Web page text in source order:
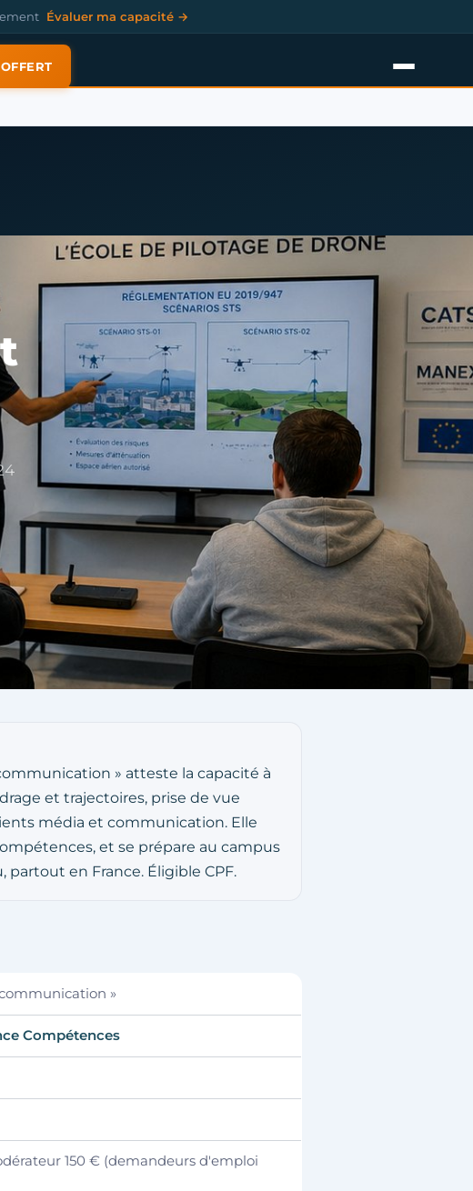
Évaluer ma capacité →
» atteste la capacité à
et trajectoires, prise de vue
média et communication. Elle
et se prépare au campus
partout en France. Éligible CPF.
»
Compétences
150 € (demandeurs d'emploi